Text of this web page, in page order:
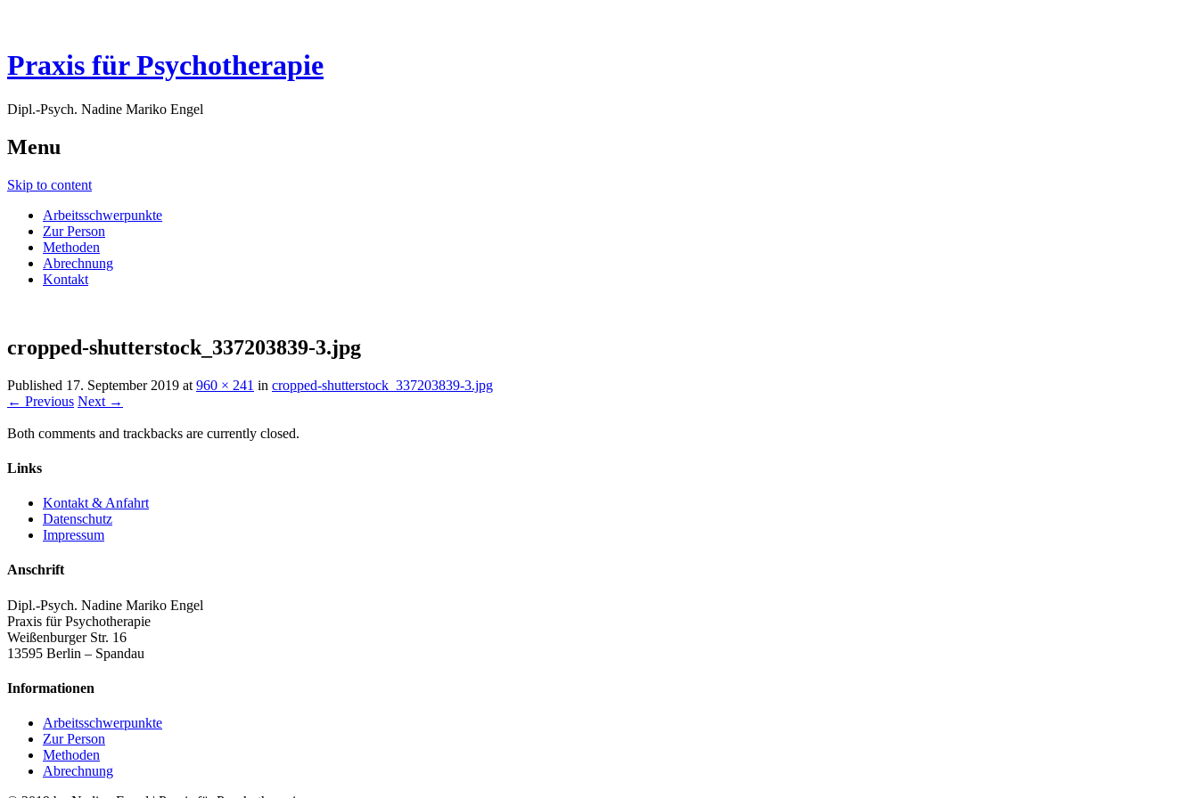
Praxis für Psychotherapie
Dipl.-Psych. Nadine Mariko Engel
Menu
Skip to content
Arbeitsschwerpunkte
Zur Person
Methoden
Abrechnung
Kontakt
cropped-shutterstock_337203839-3.jpg
Published 17. September 2019 at 960 × 241 in cropped-shutterstock_337203839-3.jpg
← Previous Next →
Both comments and trackbacks are currently closed.
Links
Kontakt & Anfahrt
Datenschutz
Impressum
Anschrift
Dipl.-Psych. Nadine Mariko Engel
Praxis für Psychotherapie
Weißenburger Str. 16
13595 Berlin – Spandau
Informationen
Arbeitsschwerpunkte
Zur Person
Methoden
Abrechnung